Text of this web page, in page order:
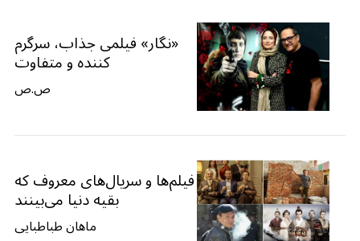
«نگار» فیلمی جذاب، سرگرم
کننده و متفاوت
ص.ص
فیلم‌ها و سریال‌های معروف که
بقیه دنیا می‌بینند
ماهان طباطبایی